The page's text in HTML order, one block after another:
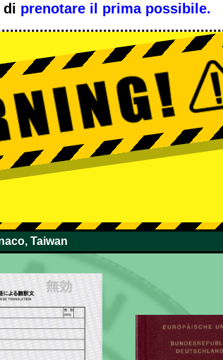
di prenotare il prima possibile.
Taiwan